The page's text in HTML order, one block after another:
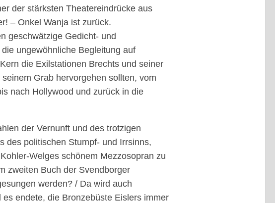
der stärksten Theatereindrücke aus
– Onkel Wanja ist zurück.
geschwätzige Gedicht- und
ungewöhnliche Begleitung auf
die Exilstationen Brechts und seiner
Grab hervorgehen sollten, vom
nach Hollywood und zurück in die
der Vernunft und des trotzigen
des politischen Stumpf- und Irrsinns,
Welges schönem Mezzosopran zu
zweiten Buch der Svendborger
werden? / Da wird auch
endete, die Bronzebüste Eislers immer